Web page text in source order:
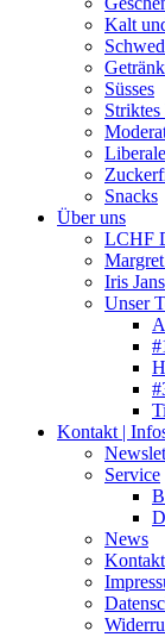
Kalt
Süsses
Snacks
Über uns
LCHF
Iris
Unser
Kontakt |
Service
News
Kontakt